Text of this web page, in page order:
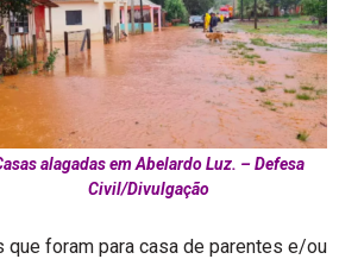
alagadas em Abelardo Luz. – Defesa
Civil/Divulgação
foram para casa de parentes e/ou